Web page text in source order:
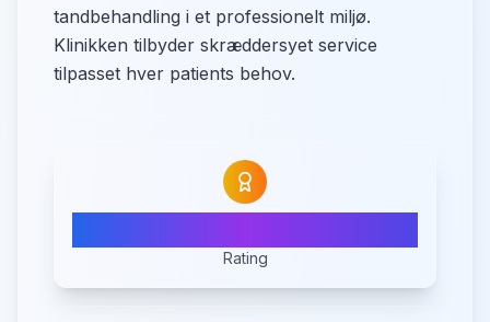
tandbehandling i et professionelt miljø.
Klinikken tilbyder skræddersyet service
tilpasset hver patients behov.
Rating